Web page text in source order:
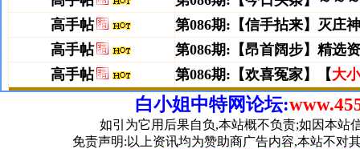
白小姐中特网论坛:
如引为它用后果自负,本站概不负责;如因本站
免责声明:以上资讯均为赞助商广告内容,本站不对